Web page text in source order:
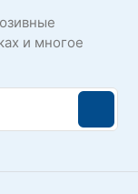
и многое